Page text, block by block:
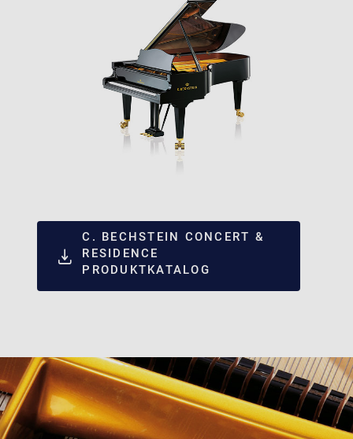
C. BECHSTEIN CONCERT &
RESIDENCE
PRODUKTKATALOG